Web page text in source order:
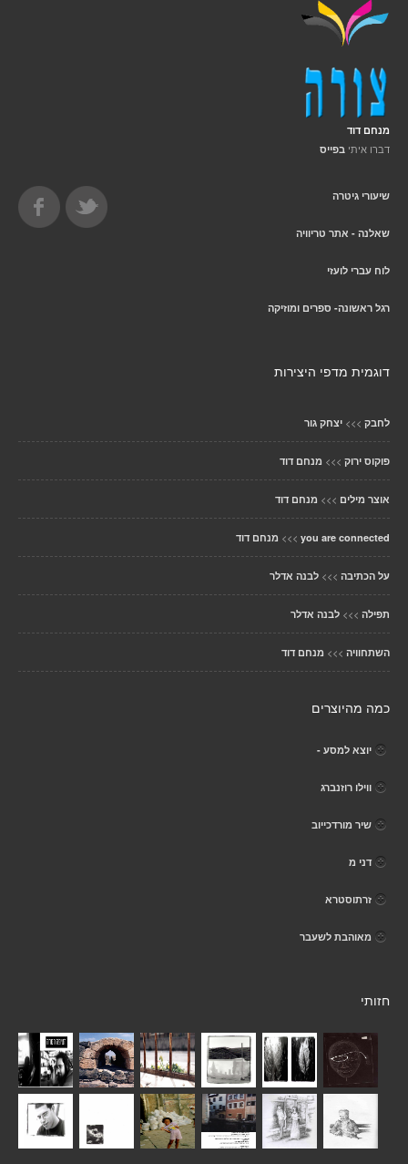
מנחם דוד
דברו איתי בפייס
שיעורי גיטרה
שאלנה - אתר טריוויה
לוח עברי לועזי
רגל ראשונה- ספרים ומוזיקה
דוגמית מדפי היצירות
לחבק >>> יצחק גור
פוקוס ירוק >>> מנחם דוד
אוצר מילים >>> מנחם דוד
you are connected
>>> מנחם דוד
על הכתיבה >>> לבנה אדלר
תפילה >>> לבנה אדלר
השתחוויה >>> מנחם דוד
כמה מהיוצרים
יוצא למסע -
ווילו רוזנברג
שיר מורדכייוב
דני מ
זרתוסטרא
מאוהבת לשעבר
חזותי